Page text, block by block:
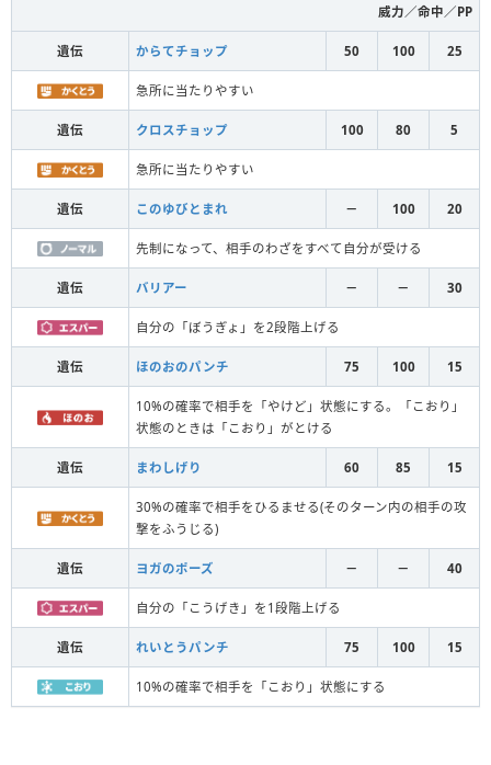
威力／命中／PP
遺伝 からてチョップ 50 100 25
急所に当たりやすい
遺伝 クロスチョップ 100 80 5
急所に当たりやすい
遺伝 このゆびとまれ － 100 20
先制になって、相手のわざをすべて自分が受ける
遺伝 バリアー － － 30
自分の「ぼうぎょ」を2段階上げる
遺伝 ほのおのパンチ 75 100 15
10%の確率で相手を「やけど」状態にする。「こおり」
状態のときは「こおり」がとける
遺伝 まわしげり 60 85 15
30%の確率で相手をひるませる(そのターン内の相手の攻
撃をふうじる)
遺伝 ヨガのポーズ － － 40
自分の「こうげき」を1段階上げる
遺伝 れいとうパンチ 75 100 15
10%の確率で相手を「こおり」状態にする